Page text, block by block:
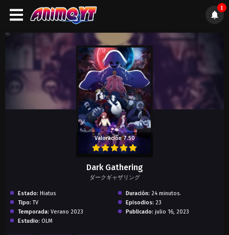
1
Valoración 7.50
Dark Gathering
ダークギャザリング
Estado: Hiatus
Tipo: TV
Temporada: Verano 2023
Estudio: OLM
Duración: 24 minutos.
Episodios: 23
Publicado: julio 16, 2023